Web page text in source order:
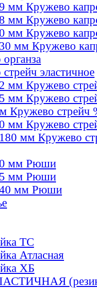
мм Кружево
мм Кружево
мм Кружево
мм Кружево
эластичное
мм Кружево
мм Кружево
Кружево стрейч
мм Кружево
мм Кружево
мм Рюши
мм Рюши
мм Рюши
ТС
Атласная
ХБ